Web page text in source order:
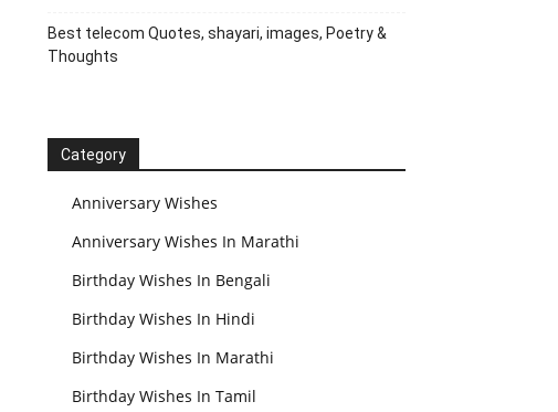
Best telecom Quotes, shayari, images, Poetry &
Thoughts
Category
Anniversary Wishes
Anniversary Wishes In Marathi
Birthday Wishes In Bengali
Birthday Wishes In Hindi
Birthday Wishes In Marathi
Birthday Wishes In Tamil